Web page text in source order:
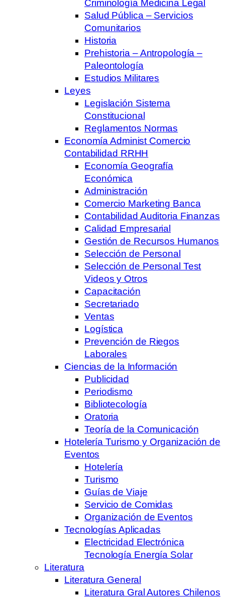
Criminología Medicina Legal
Salud Pública – Servicios
Comunitarios
Historia
Prehistoria – Antropología –
Paleontología
Estudios Militares
Leyes
Legislación Sistema
Constitucional
Reglamentos Normas
Economía Administ Comercio
Contabilidad RRHH
Economía Geografía
Económica
Administración
Comercio Marketing Banca
Contabilidad Auditoria Finanzas
Calidad Empresarial
Gestión de Recursos Humanos
Selección de Personal
Selección de Personal Test
Videos y Otros
Capacitación
Secretariado
Ventas
Logística
Prevención de Riegos
Laborales
Ciencias de la Información
Publicidad
Periodismo
Bibliotecología
Oratoria
Teoría de la Comunicación
Hotelería Turismo y Organización de
Eventos
Hotelería
Turismo
Guías de Viaje
Servicio de Comidas
Organización de Eventos
Tecnologías Aplicadas
Electricidad Electrónica
Tecnología Energía Solar
Literatura
Literatura General
Literatura Gral Autores Chilenos